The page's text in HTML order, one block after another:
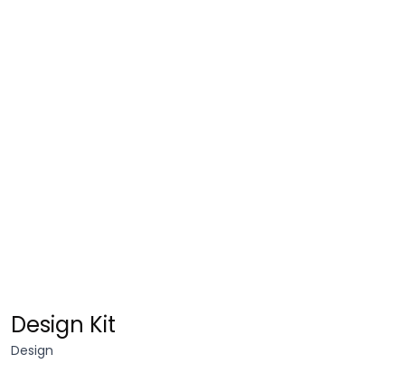
Aurora
Design Kit
Design